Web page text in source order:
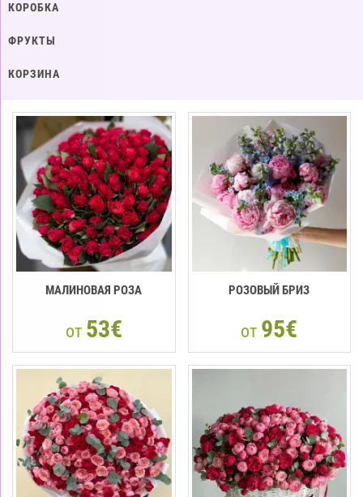
КОРОБКА
ФРУКТЫ
КОРЗИНА
МАЛИНОВАЯ РОЗА
от 53€
РОЗОВЫЙ БРИЗ
от 95€